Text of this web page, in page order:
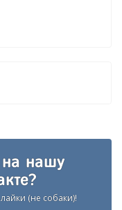
нашу
(не собаки)!